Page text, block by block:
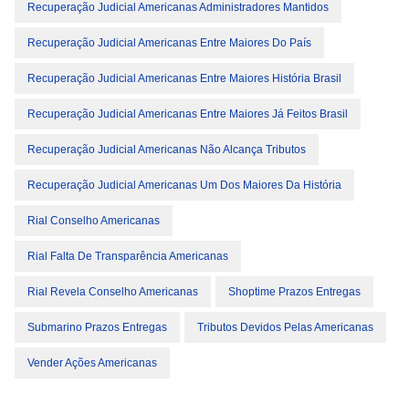
Recuperação Judicial Americanas Administradores Mantidos
Recuperação Judicial Americanas Entre Maiores Do País
Recuperação Judicial Americanas Entre Maiores História Brasil
Recuperação Judicial Americanas Entre Maiores Já Feitos Brasil
Recuperação Judicial Americanas Não Alcança Tributos
Recuperação Judicial Americanas Um Dos Maiores Da História
Rial Conselho Americanas
Rial Falta De Transparência Americanas
Rial Revela Conselho Americanas Shoptime Prazos Entregas
Submarino Prazos Entregas Tributos Devidos Pelas Americanas
Vender Ações Americanas